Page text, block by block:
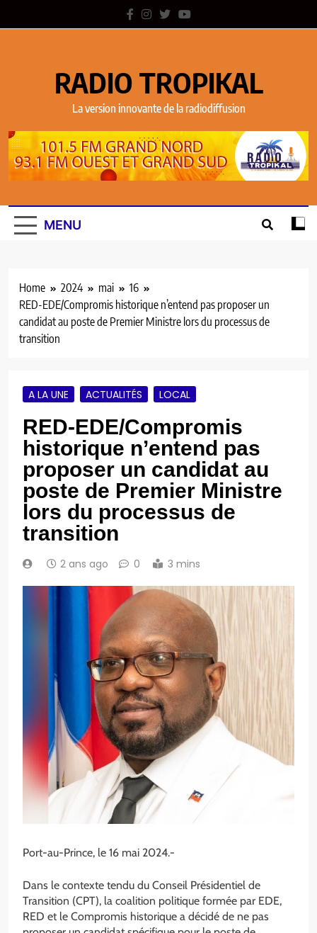
RADIO TROPIKAL
La version innovante de la radiodiffusion
MENU
Home 2024 mai
16
RED-EDE/Compromis historique n’entend pas proposer un
candidat au poste de Premier Ministre lors du processus de
transition
A LA UNE ACTUALITÉS LOCAL
RED-EDE/Compromis
historique n’entend pas
proposer un candidat au
poste de Premier Ministre
lors du processus de
transition
2 ans ago 0 3 mins
Port-au-Prince, le 16 mai 2024.-
Dans le contexte tendu du Conseil Présidentiel de
Transition (CPT), la coalition politique formée par EDE,
RED et le Compromis historique a décidé de ne pas